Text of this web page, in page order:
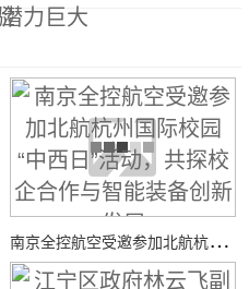
力巨大
南
京全控航空受邀参加北航杭州国际校园“中西日”活动，共探校企合作与智能装备创新发展